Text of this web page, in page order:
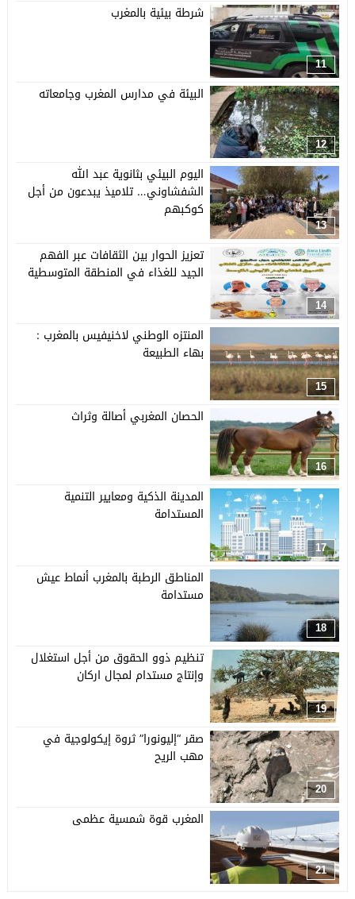
11
شرطة بيئية بالمغرب
12
البيئة في مدارس المغرب وجامعاته
13
اليوم البيئي بثانوية عبد الله
الشفشاوني… تلاميذ يبدعون من أجل
كوكبهم
14
تعزيز الحوار بين الثقافات عبر الفهم
الجيد للغذاء في المنطقة المتوسطية
15
المنتزه الوطني لاخنيفيس بالمغرب :
بهاء الطبيعة
16
الحصان المغربي أصالة وثراث
17
المدينة الذكية ومعايير التنمية
المستدامة
18
المناطق الرطبة بالمغرب أنماط عيش
مستدامة
19
تنظيم ذوو الحقوق من أجل استغلال
وإنتاج مستدام لمجال اركان
20
صقر “إليونورا” ثروة إيكولوجية في
مهب الريح
21
المغرب قوة شمسية عظمى